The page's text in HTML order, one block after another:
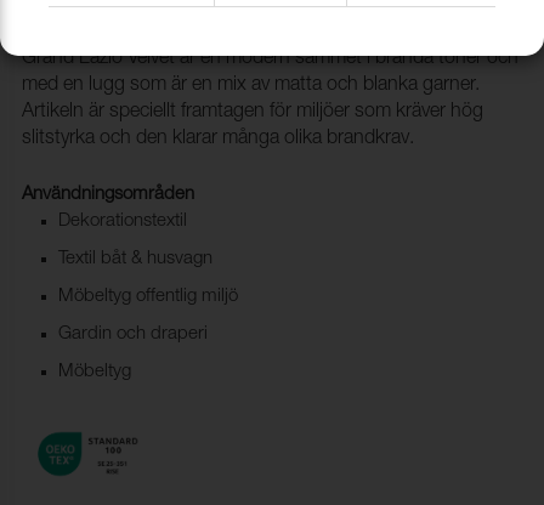
1008930
Grand Lazio Velvet är en modern sammet i brända toner och
med en lugg som är en mix av matta och blanka garner.
Artikeln är speciellt framtagen för miljöer som kräver hög
slitstyrka och den klarar många olika brandkrav.
Användningsområden
Dekorationstextil
Textil båt & husvagn
Möbeltyg offentlig miljö
Gardin och draperi
Möbeltyg